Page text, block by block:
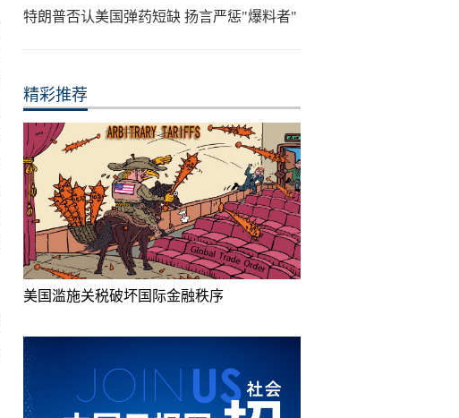
特朗普否认美国弹药短缺 扬言严惩"爆料者"
精彩推荐
美国滥施关税破坏国际金融秩序